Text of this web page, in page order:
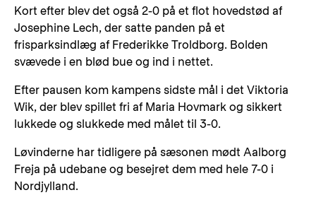
Kort efter blev det også 2-0 på et flot hovedstød af
Josephine Lech, der satte panden på et
frisparksindlæg af Frederikke Troldborg. Bolden
svævede i en blød bue og ind i nettet.
Efter pausen kom kampens sidste mål i det Viktoria
Wik, der blev spillet fri af Maria Hovmark og sikkert
lukkede og slukkede med målet til 3-0.
Løvinderne har tidligere på sæsonen mødt Aalborg
Freja på udebane og besejret dem med hele 7-0 i
Nordjylland.